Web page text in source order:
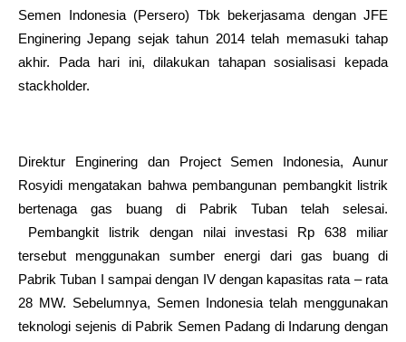
Semen Indonesia (Persero) Tbk bekerjasama dengan JFE
Enginering Jepang sejak tahun 2014 telah memasuki tahap
akhir. Pada hari ini, dilakukan tahapan sosialisasi kepada
stackholder.
Direktur Enginering dan Project Semen Indonesia, Aunur
Rosyidi mengatakan bahwa pembangunan pembangkit listrik
bertenaga gas buang di Pabrik Tuban telah selesai.
Pembangkit listrik dengan nilai investasi Rp 638 miliar
tersebut menggunakan sumber energi dari gas buang di
Pabrik Tuban I sampai dengan IV dengan kapasitas rata – rata
28 MW. Sebelumnya, Semen Indonesia telah menggunakan
teknologi sejenis di Pabrik Semen Padang di Indarung dengan